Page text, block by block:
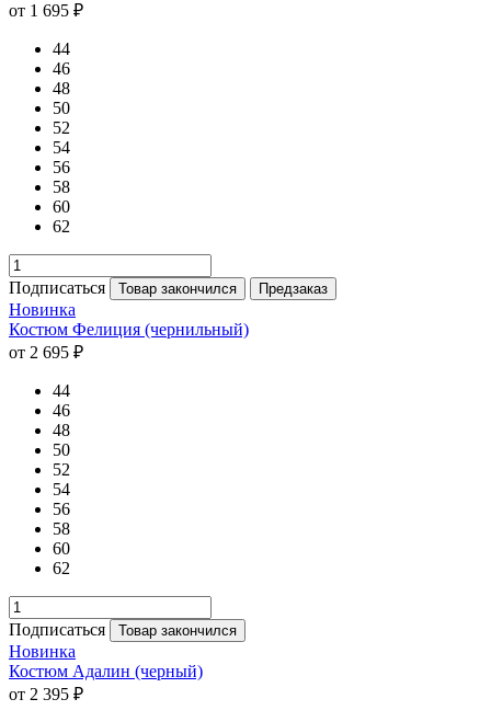
от 1 695 ₽
44
46
48
50
52
54
56
58
60
62
Подписаться Товар закончился Предзаказ
Новинка
Костюм Фелиция (чернильный)
от 2 695 ₽
44
46
48
50
52
54
56
58
60
62
Подписаться Товар закончился
Новинка
Костюм Адалин (черный)
от 2 395 ₽